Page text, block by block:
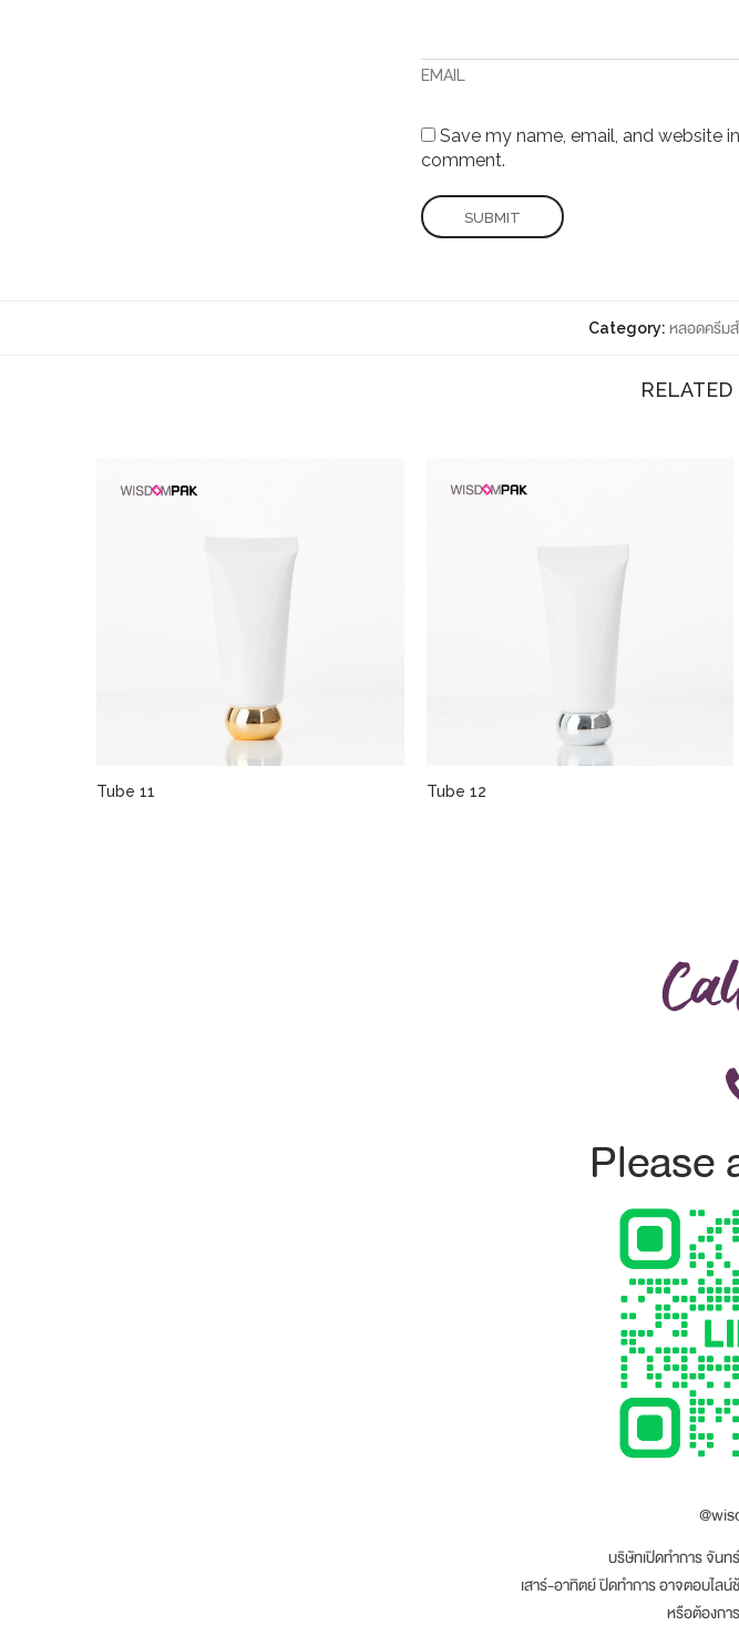
EMAIL
Save my name, email, and website
comment.
Category: หลอดครีม
RELATED
Tube 11 Tube 12
Please
บริษัทเปิดทำการ จัน
เสาร์-อาทิตย์ ปิดทำการ อาจตอบไลน์
หรือต้องกา